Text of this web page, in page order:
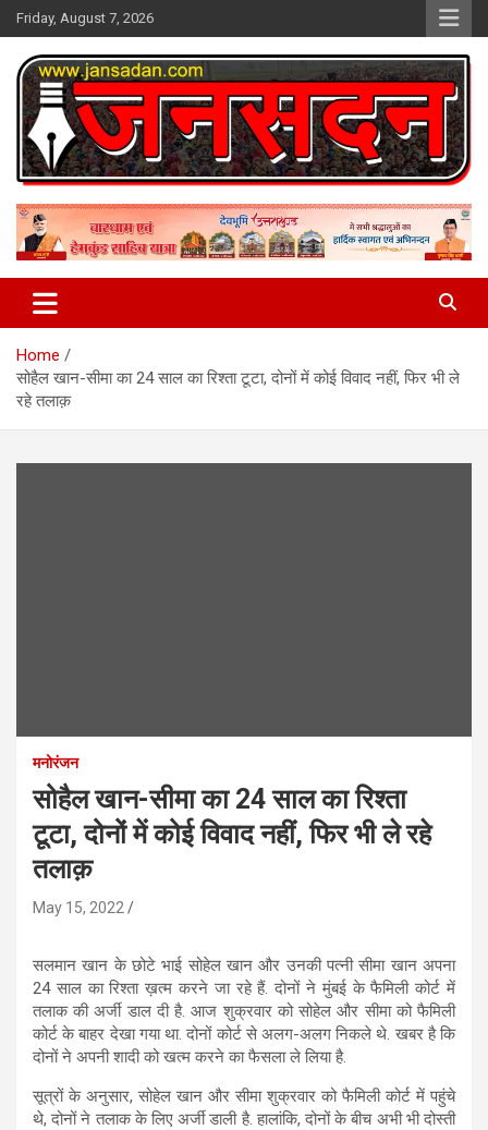
Skip
to
content
Friday, August 7, 2026
Jan Sadan
Home
सोहैल खान-सीमा का 24 साल का रिश्ता टूटा, दोनों में कोई विवाद नहीं, फिर भी ले
रहे तलाक़
मनोरंजन
सोहैल खान-सीमा का 24 साल का रिश्ता
टूटा, दोनों में कोई विवाद नहीं, फिर भी ले रहे
तलाक़
May 15, 2022
सलमान खान के छोटे भाई सोहेल खान और उनकी पत्नी सीमा खान अपना
24 साल का रिश्ता ख़त्म करने जा रहे हैं. दोनों ने मुंबई के फैमिली कोर्ट में
तलाक की अर्जी डाल दी है. आज शुक्रवार को सोहेल और सीमा को फैमिली
कोर्ट के बाहर देखा गया था. दोनों कोर्ट से अलग-अलग निकले थे. खबर है कि
दोनों ने अपनी शादी को खत्म करने का फैसला ले लिया है.
सूत्रों के अनुसार, सोहेल खान और सीमा शुक्रवार को फैमिली कोर्ट में पहुंचे
थे, दोनों ने तलाक के लिए अर्जी डाली है. हालांकि, दोनों के बीच अभी भी दोस्ती